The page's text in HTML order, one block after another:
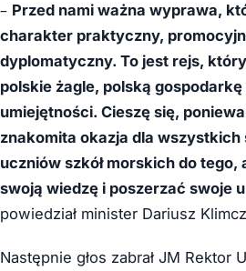
– Przed nami ważna wyprawa,
charakter praktyczny,
dyplomatyczny. To jest rejs,
polskie żagle, polską
umiejętności. Cieszę się,
znakomita okazja dla
uczniów szkół morskich do tego,
swoją wiedzę i poszerzać swoje
powiedział minister Dariusz
Następnie głos zabrał JM Rektor